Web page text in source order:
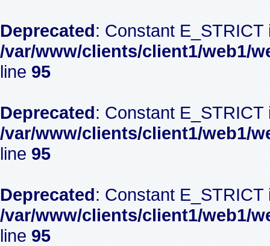
Deprecated: Constant
/var/www/clients/client1/web1/
line 95
Deprecated: Constant
/var/www/clients/client1/web1/
line 95
Deprecated: Constant
/var/www/clients/client1/web1/
line 95